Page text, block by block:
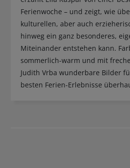
Ferienwoche – und zeigt, wie
kulturellen, aber auch
hinweg ein ganz besonderes,
Miteinander entstehen kann.
sommerlich-warm und mit
Judith Vrba wunderbare Bilder
besten Ferien-Erlebnisse